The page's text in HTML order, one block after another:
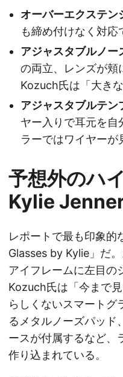
オーバーエクステン
も締め付けなく対
アジャスタブルノー
の両立、レンズが頬
Kozuch氏は「大き
アジャスタブルテン
ヤー入りで耳元を自
ラーではワイヤーが
予想外のハ
Kylie
レポートで最も印象的
Glasses by Kylie」だ
アイフレームに左目の
Kozuch氏は「今まで
らしくないスマートグ
るメタルノーズパッド
ースが付属するなど、
作り込まれている。